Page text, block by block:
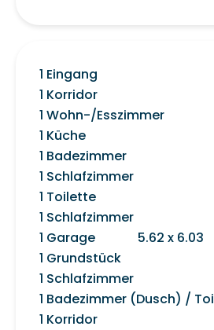
1 Eingang
1 Korridor
1 Wohn-/Esszimmer
1 Küche
1 Badezimmer
1 Schlafzimmer
1 Toilette
1 Schlafzimmer
1 Garage
5.62 x 6.03
1 Grundstück
1 Schlafzimmer
1 Badezimmer (Dusch) /
1 Korridor